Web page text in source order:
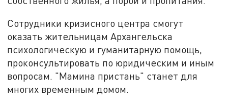
Сотрудники кризисного центра смогут
оказать жительницам Архангельска
психологическую и гуманитарную помощь,
проконсультировать по юридическим и иным
вопросам. "Мамина пристань" станет для
многих временным домом.